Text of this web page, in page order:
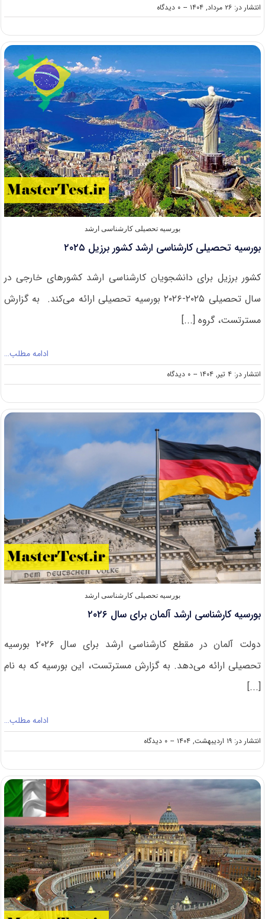
انتشار در: ۲۶ مرداد, ۱۴۰۴ -- ۰ دیدگاه
on
فراخوان
دولتی
کشور
صربستان
۲۰۲۶
بورسیه تحصیلی کارشناسی ارشد
بورسیه تحصیلی کارشناسی ارشد کشور برزیل ۲۰۲۵
کشور برزیل برای دانشجویان کارشناسی ارشد کشورهای خارجی در
سال تحصیلی ۲۰۲۵-۲۰۲۶ بورسیه‌ تحصیلی ارائه می‌کند. به گزارش
مسترتست، گروه [...]
ادامه مطلب…
انتشار در: ۴ تیر, ۱۴۰۴ -- ۰ دیدگاه
on
بورسیه
کارشناسی
ارشد
کشور
برزیل
۲۰۲۵
بورسیه تحصیلی کارشناسی ارشد
بورسیه کارشناسی ارشد آلمان برای سال ۲۰۲۶
دولت آلمان در مقطع کارشناسی ارشد برای سال ۲۰۲۶ بورسیه
تحصیلی ارائه می‌دهد. به گزارش مسترتست، این بورسیه که به نام
[...]
ادامه مطلب…
انتشار در: ۱۹ اردیبهشت, ۱۴۰۴ -- ۰ دیدگاه
on
بورسیه
ارشد
سال
۲۰۲۶